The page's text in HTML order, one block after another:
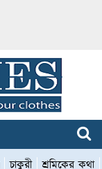
চাকুরী শ্রমিকের কথা